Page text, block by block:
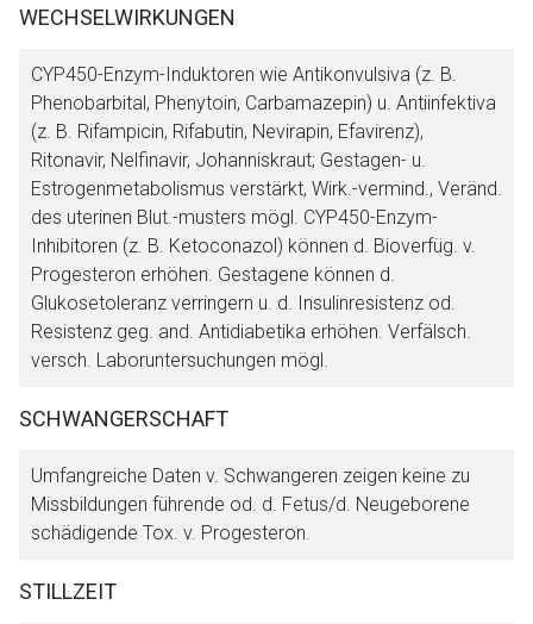
WECHSELWIRKUNGEN
CYP450-Enzym-Induktoren wie Antikonvulsiva (z. B.
Phenobarbital, Phenytoin, Carbamazepin) u. Antiinfektiva
(z. B. Rifampicin, Rifabutin, Nevirapin, Efavirenz),
Ritonavir, Nelfinavir, Johanniskraut; Gestagen- u.
Estrogenmetabolismus verstärkt, Wirk.-vermind., Veränd.
des uterinen Blut.-musters mögl. CYP450-Enzym-
Inhibitoren (z. B. Ketoconazol) können d. Bioverfüg. v.
Progesteron erhöhen. Gestagene können d.
Glukosetoleranz verringern u. d. Insulinresistenz od.
Resistenz geg. and. Antidiabetika erhöhen. Verfälsch.
versch. Laboruntersuchungen mögl.
SCHWANGERSCHAFT
Umfangreiche Daten v. Schwangeren zeigen keine zu
Missbildungen führende od. d. Fetus/d. Neugeborene
schädigende Tox. v. Progesteron.
STILLZEIT
Der von Ihnen aufgerufene Link öffnet eine externe Web-
Betreiber verantwortlich. Ebenso gelten dort ggf. andere
Datenschutzbestimmungen.
Zurück zur rote-liste.de Zur Seite